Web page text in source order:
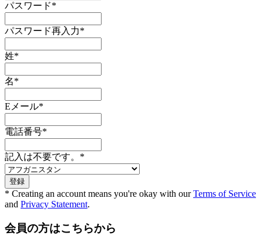
パスワード*
パスワード再入力*
姓*
名*
Eメール*
電話番号*
記入は不要です。 *
* Creating an account means you're okay with ourTerms of Service
and Privacy Statement.
会員の方はこちらから